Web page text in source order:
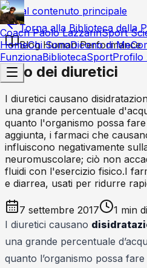
Vai al contenuto principale
Coach Paolo LazzarinSport
HomeChi SonoDicono di Me
FunzionaBibliotecaSportProfilo
Torna alla Biblioteca della
Blog Human Performance
Uso dei diuretici
I diuretici causano
una grande percentuale
quanto l'organismo possa
aggiunta, i farmaci che
influiscono negativamente
neuromuscolare; ciò non
fluidi con l'esercizio fisico.I
e diarrea, usati per ridurre
7 settembre 2017 1 min
I diuretici causano
una grande percentuale
quanto l’organismo possa